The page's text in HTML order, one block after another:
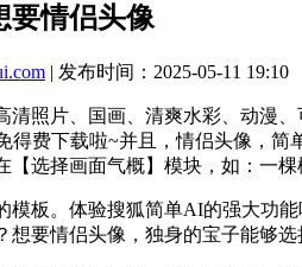
要情侣头像
| 发布时间：2025-05-11 19:10
照片、国画、清爽水彩、动漫、
得费下载啦~并且，情侣头像，
选择画面气概】模块，如：一棵
。体验搜狐简单AI的强大功能
要情侣头像，独身的宝子能够